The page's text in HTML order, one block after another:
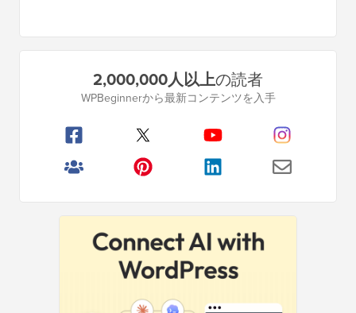
イ
2,000,000人以上の読者
WPBeginnerから最新コンテンツを入手